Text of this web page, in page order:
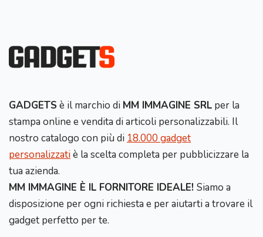
GADGETS è il marchio di MM IMMAGINE SRL per la
stampa online e vendita di articoli personalizzabili. Il
nostro catalogo con più di 18.000 gadget
personalizzatiè la scelta completa per pubblicizzare la
tua azienda.
MM IMMAGINE È IL FORNITORE IDEALE! Siamo a
disposizione per ogni richiesta e per aiutarti a trovare il
gadget perfetto per te.